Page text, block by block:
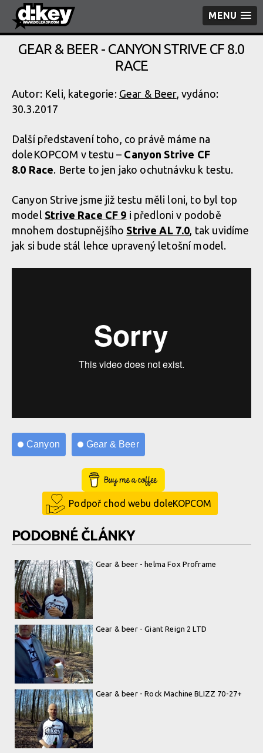
MENU
GEAR & BEER - CANYON STRIVE CF 8.0
RACE
Autor: Keli, kategorie: Gear & Beer, vydáno:
30.3.2017
Další představení toho, co právě máme na
doleKOPCOM v testu – Canyon Strive CF
8.0 Race. Berte to jen jako ochutnávku k testu.
Canyon Strive jsme již testu měli loni, to byl top
model Strive Race CF 9 i předloni v podobě
mnohem dostupnějšího Strive AL 7.0, tak uvidíme
jak si bude stál lehce upravený letošní model.
Canyon Gear & Beer
Buy Me a Coffee
Podpoř chod webu doleKOPCOM
PODOBNÉ ČLÁNKY
Gear & beer - helma Fox Proframe
Gear & beer - Giant Reign 2 LTD
Gear & beer - Rock Machine BLIZZ 70-27+